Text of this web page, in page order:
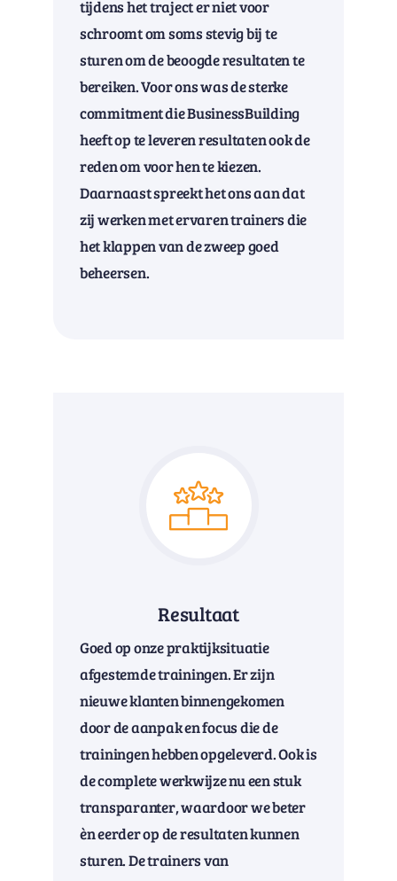
tijdens het traject er niet voor
schroomt om soms stevig bij te
sturen om de beoogde resultaten te
bereiken. Voor ons was de sterke
commitment die BusinessBuilding
heeft op te leveren resultaten ook de
reden om voor hen te kiezen.
Daarnaast spreekt het ons aan dat
zij werken met ervaren trainers die
het klappen van de zweep goed
beheersen.
Resultaat
Goed op onze praktijksituatie
afgestemde trainingen. Er zijn
nieuwe klanten binnengekomen
door de aanpak en focus die de
trainingen hebben opgeleverd. Ook is
de complete werkwijze nu een stuk
transparanter, waardoor we beter
èn eerder op de resultaten kunnen
sturen. De trainers van